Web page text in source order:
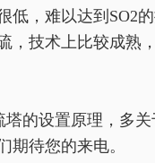
，难以达到SO2
，技术上比较成熟
的设置原理， 多关
期待您的来电。